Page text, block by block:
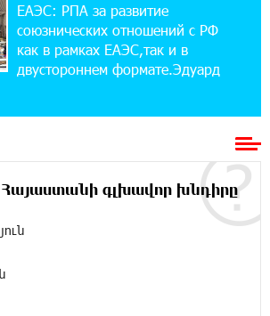
Азербайджана. Аршак
25-07-2026
премьер-министр Словакии
к президенту страны с просьбой
23-07-2026
кого вооружается Азербайджан?
Карапетян
23-07-2026
ЕАЭС: РПА за развитие
союзнических отношений с РФ
как в рамках ЕАЭС,так и в
двустороннем формате.Эдуард
Հայաստանի գլխավոր խնդիրը